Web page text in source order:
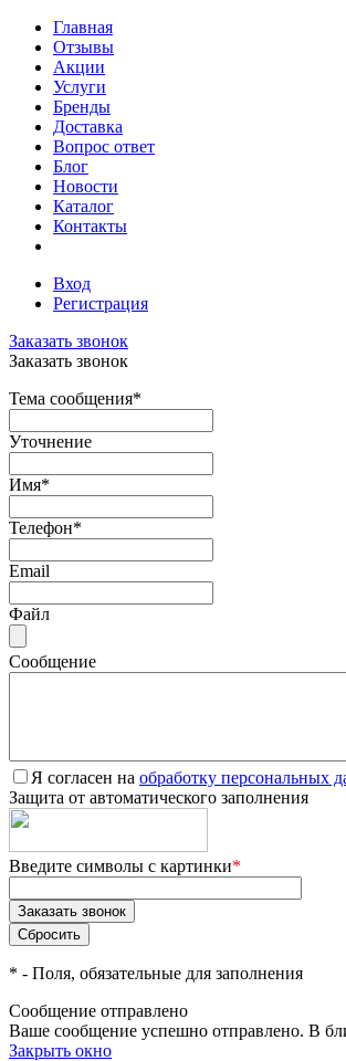
Главная
Отзывы
Акции
Услуги
Бренды
Доставка
Вопрос ответ
Блог
Новости
Каталог
Контакты
Вход
Регистрация
Заказать звонок
Заказать звонок
Тема сообщения*
Уточнение
Имя*
Телефон*
Email
Файл
Сообщение
Я согласен на обработку персональных
Защита от автоматического заполнения
Введите символы с картинки*
* - Поля, обязательные для заполнения
Сообщение отправлено
Ваше сообщение успешно отправлено. В
Закрыть окно